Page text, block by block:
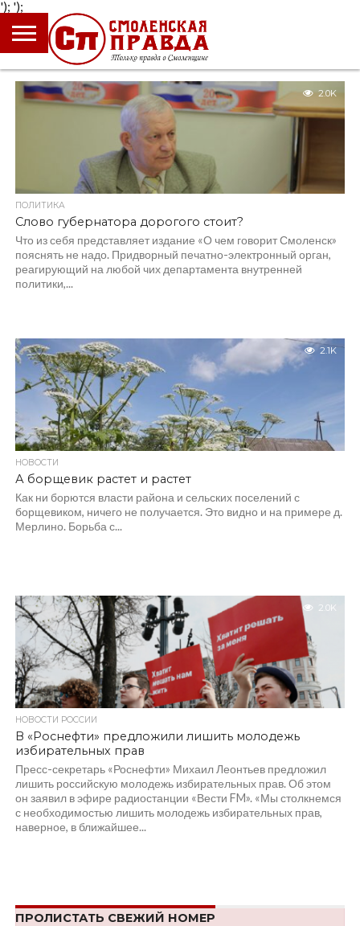
');
ГЛАВНАЯ
НОВОСТИ
ПРОИСШЕСТВИЯ
ПОЛИТИКА
КУЛЬТУРА
ЭКОНОМИКА
ОБЩЕСТВО
БЛОГИ
2.0K
ПОЛИТИКА
Слово губернатора дорогого стоит?
Что из себя представляет издание «О чем говорит Смоленск»
пояснять не надо. Придворный печатно-электронный орган,
реагирующий на любой чих департамента внутренней
политики,...
2.1K
НОВОСТИ
А борщевик растет и растет
Как ни борются власти района и сельских поселений с
борщевиком, ничего не получается. Это видно и на примере д.
Мерлино. Борьба с...
2.0K
НОВОСТИ РОССИИ
В «Роснефти» предложили лишить молодежь
избирательных прав
Пресс-секретарь «Роснефти» Михаил Леонтьев предложил
лишить российскую молодежь избирательных прав. Об этом
он заявил в эфире радиостанции «Вести FM». «Мы столкнемся
с необходимостью лишить молодежь избирательных прав,
наверное, в ближайшее...
ПРОЛИСТАТЬ СВЕЖИЙ НОМЕР
');